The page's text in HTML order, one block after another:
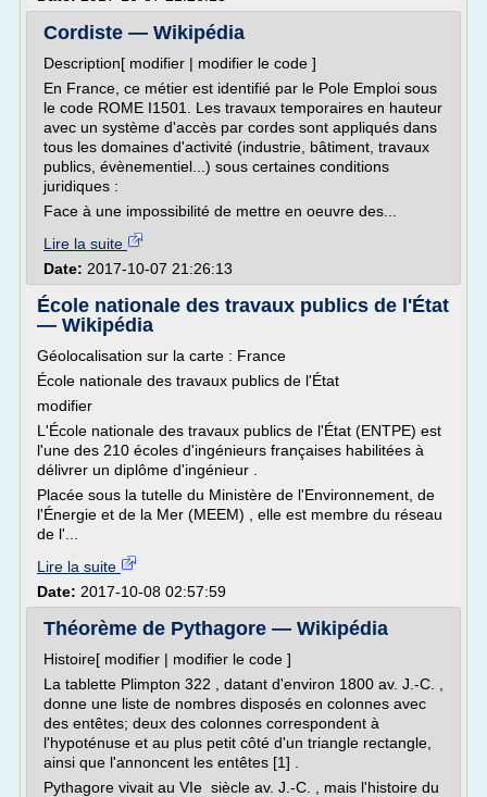
Cordiste — Wikipédia
Description[ modifier | modifier le code ]
En France, ce métier est identifié par le Pole Emploi sous
le code ROME I1501. Les travaux temporaires en hauteur
avec un système d'accès par cordes sont appliqués dans
tous les domaines d'activité (industrie, bâtiment, travaux
publics, évènementiel...) sous certaines conditions
juridiques :
Face à une impossibilité de mettre en oeuvre des...
Lire la suite
Date: 2017-10-07 21:26:13
École nationale des travaux publics de l'État
— Wikipédia
Géolocalisation sur la carte : France
École nationale des travaux publics de l'État
modifier
L'École nationale des travaux publics de l'État (ENTPE) est
l'une des 210 écoles d'ingénieurs françaises habilitées à
délivrer un diplôme d'ingénieur .
Placée sous la tutelle du Ministère de l'Environnement, de
l'Énergie et de la Mer (MEEM) , elle est membre du réseau
de l'...
Lire la suite
Date: 2017-10-08 02:57:59
Théorème de Pythagore — Wikipédia
Histoire[ modifier | modifier le code ]
La tablette Plimpton 322 , datant d'environ 1800 av. J.-C. ,
donne une liste de nombres disposés en colonnes avec
des entêtes; deux des colonnes correspondent à
l'hypoténuse et au plus petit côté d'un triangle rectangle,
ainsi que l'annoncent les entêtes [1] .
Pythagore vivait au VIe siècle av. J.-C. , mais l'histoire du